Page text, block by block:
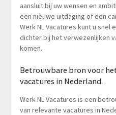
aansluit bij uw wensen en
een nieuwe uitdaging of een
Werk NL Vacatures kunt u
dichter bij het verwezenlijken
komen.
Betrouwbare bron voor
vacatures in Nederland.
Werk NL Vacatures is een
van relevante vacatures in